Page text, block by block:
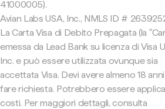
41000005).
Avian Labs USA, Inc., NMLS ID #
La Carta Visa di Debito Prepagata (la
emessa da Lead Bank su licenza di Visa
Inc. e può essere utilizzata ovunque sia
accettata Visa. Devi avere almeno 18
fare richiesta. Potrebbero essere
costi. Per maggiori dettagli, consulta